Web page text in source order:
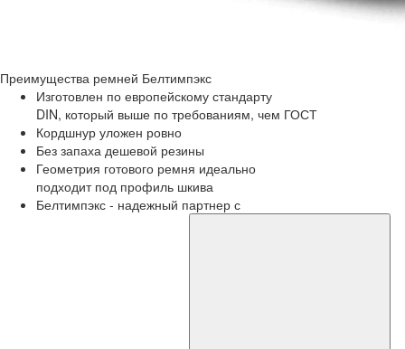
Преимущества ремней Белтимпэкс
Изготовлен по европейскому стандарту
DIN, который выше по требованиям, чем ГОСТ
Кордшнур уложен ровно
Без запаха дешевой резины
Геометрия готового ремня идеально
подходит под профиль шкива
Белтимпэкс - надежный партнер с